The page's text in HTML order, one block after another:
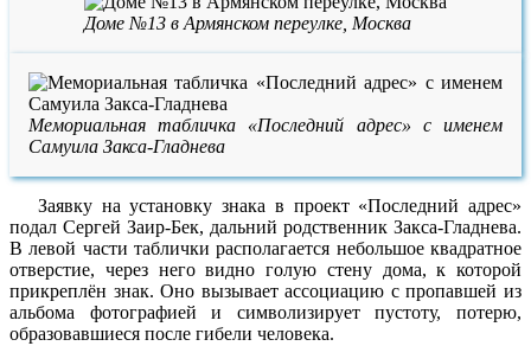
Доме №13 в Армянском переулке, Москва
Мемориальная табличка «Последний адрес» с именем
Самуила Закса-Гладнева
Заявку на установку знака в проект «Последний адрес»
подал Сергей Заир-Бек, дальний родственник Закса-Гладнева.
В левой части таблички располагается небольшое квадратное
отверстие, через него видно голую стену дома, к которой
прикреплён знак. Оно вызывает ассоциацию с пропавшей из
альбома фотографией и символизирует пустоту, потерю,
образовавшиеся после гибели человека.